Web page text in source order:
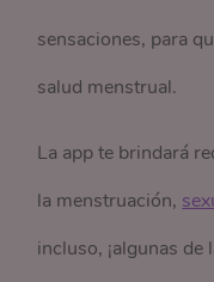
sensaciones, para
salud menstrual.
La app te brindará
la menstruación,
incluso, ¡algunas